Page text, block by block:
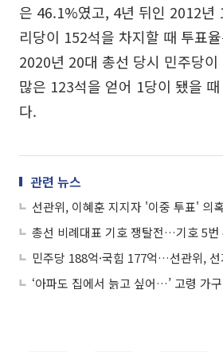
은 46.1%였고, 4년 뒤인 2012년
리당이 152석을 차지할 때 투표
2020년 20대 총선 당시 민주당이
많은 123석을 얻어 1당이 됐을
다.
관련 뉴스
총선 비례대표 기호 쟁탈전…기호 5번
‘아파도 집에서 늙고 싶어…’ 고령 가